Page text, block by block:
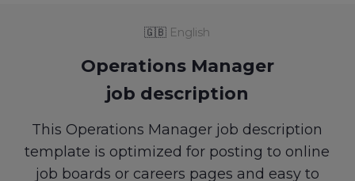
🇬🇧 English
Operations Manager
job description
This Operations Manager job description
template is optimized for posting to online
job boards or careers pages and easy to